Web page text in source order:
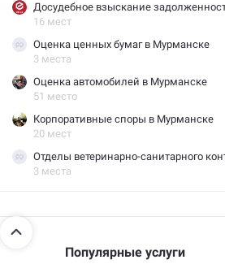
тщательно провели обследование
Досудебное взыскание
16 мест
Оценка ценных бумаг в Мурманске
3 места
Оценка автомобилей в Мурманске
51 место
Корпоративные споры в Мурманске
20 мест
Отделы ветеринарно-санитарного
3 места
Популярные услуги